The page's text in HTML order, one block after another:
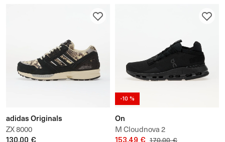
adidas Originals
ZX 8000
130,00 €
-10 %
On
M Cloudnova 2
153,49 € 170,00 €